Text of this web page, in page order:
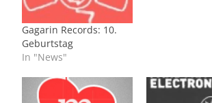
Gagarin Records: 10.
Geburtstag
In "News"